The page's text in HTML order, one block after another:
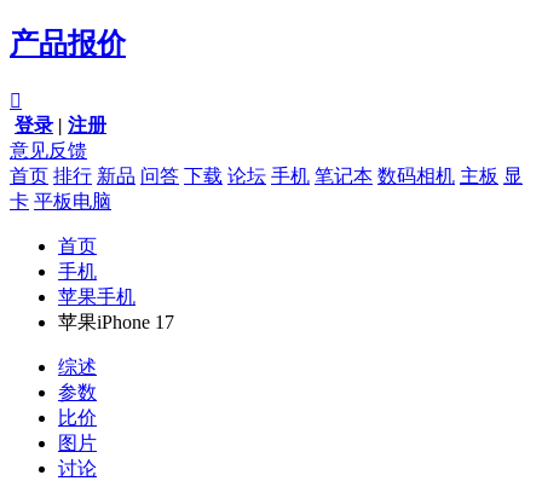
产品报价

登录 | 注册
意见反馈
首页 排行 新品 问答 下载 论坛 手机 笔记本 数码相机 主板 显
卡 平板电脑
首页
手机
苹果手机
苹果iPhone 17
综述
参数
比价
图片
讨论